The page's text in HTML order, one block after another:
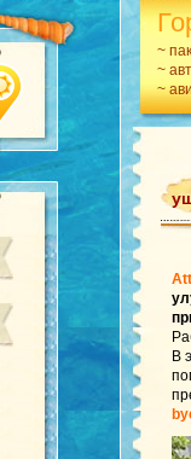
~
~
~
В